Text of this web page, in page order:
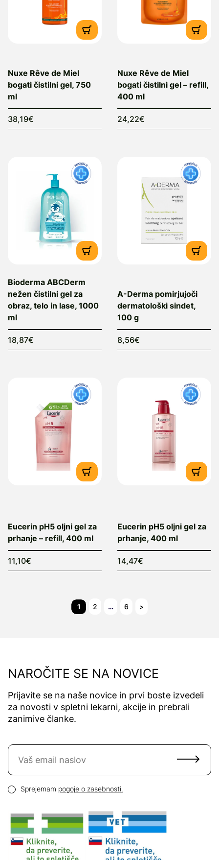
Nuxe Rêve de Miel
bogati čistilni gel, 750
ml
38,19€
Nuxe Rêve de Miel
bogati čistilni gel – refill,
400 ml
24,22€
Bioderma ABCDerm
nežen čistilni gel za
obraz, telo in lase, 1000
ml
18,87€
A-Derma pomirjujoči
dermatološki sindet,
100 g
8,56€
Eucerin pH5 oljni gel za
prhanje – refill, 400 ml
11,10€
Eucerin pH5 oljni gel za
prhanje, 400 ml
14,47€
1 2 … 6 >
NAROČITE SE NA NOVICE
Prijavite se na naše novice in prvi boste izvedeli
za novosti v spletni lekarni, akcije in prebrali
zanimive članke.
Naročite se na novice
Pogoji zasebnosti
Sprejemam pogoje o zasebnosti.